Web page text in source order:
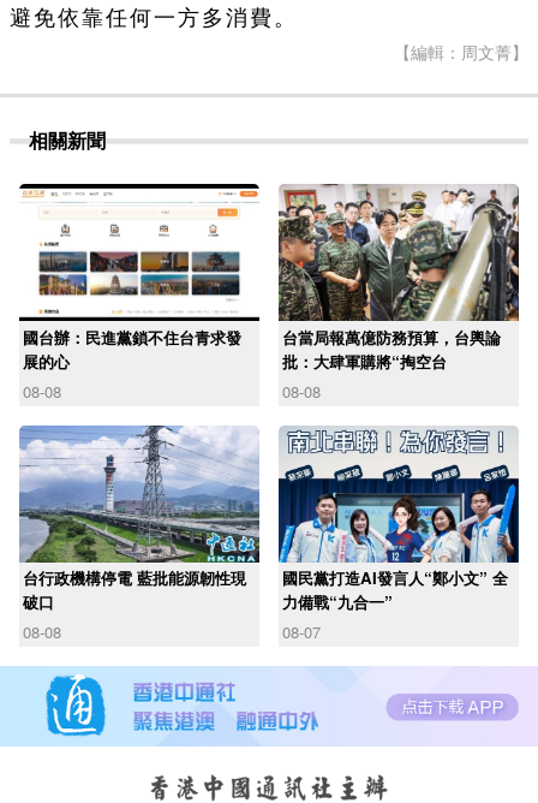
避免依靠任何一方多消費。
【編輯：周文菁】
相關新聞
國台辦：民進黨鎖不住台青求發
展的心
08-08
台當局報萬億防務預算，台輿論
批：大肆軍購將“掏空台
08-08
台行政機構停電 藍批能源韌性現
破口
08-08
國民黨打造AI發言人“鄭小文” 全
力備戰“九合一”
08-07